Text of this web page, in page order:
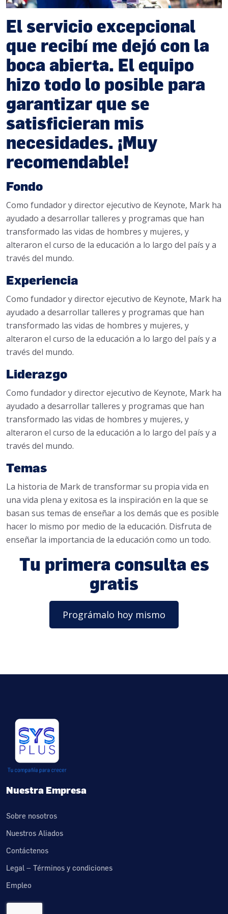
El servicio excepcional
que recibí me dejó con la
boca abierta. El equipo
hizo todo lo posible para
garantizar que se
satisficieran mis
necesidades. ¡Muy
recomendable!
Fondo
Como fundador y director ejecutivo de Keynote, Mark ha
ayudado a desarrollar talleres y programas que han
transformado las vidas de hombres y mujeres, y
alteraron el curso de la educación a lo largo del país y a
través del mundo.
Experiencia
Como fundador y director ejecutivo de Keynote, Mark ha
ayudado a desarrollar talleres y programas que han
transformado las vidas de hombres y mujeres, y
alteraron el curso de la educación a lo largo del país y a
través del mundo.
Liderazgo
Como fundador y director ejecutivo de Keynote, Mark ha
ayudado a desarrollar talleres y programas que han
transformado las vidas de hombres y mujeres, y
alteraron el curso de la educación a lo largo del país y a
través del mundo.
Temas
La historia de Mark de transformar su propia vida en
una vida plena y exitosa es la inspiración en la que se
basan sus temas de enseñar a los demás que es posible
hacer lo mismo por medio de la educación. Disfruta de
enseñar la importancia de la educación como un todo.
Tu primera consulta es
gratis
Prográmalo hoy mismo
Nuestra Empresa
Sobre nosotros
Nuestros Aliados
Contáctenos
Legal – Términos y condiciones
Empleo